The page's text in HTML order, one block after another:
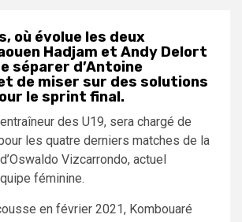
où évolue les deux
Hadjam et Andy Delort
séparer d’Antoine
de miser sur des solutions
le sprint final.
des U19, sera chargé de
les quatre derniers matches de la
Vizcarrondo, actuel
féminine.
en février 2021, Kombouaré